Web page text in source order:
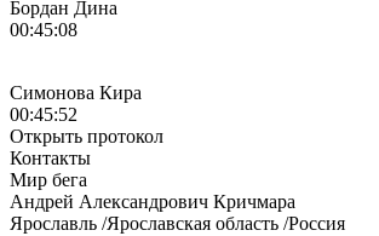
Бордан Дина
00:45:08
Симонова Кира
00:45:52
Открыть протокол
Контакты
Мир бега
Андрей Александрович Кричмара
Ярославль /Ярославская область /Россия